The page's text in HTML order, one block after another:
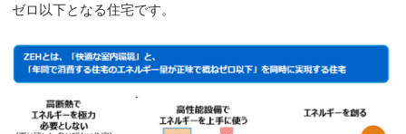
ゼロ以下となる住宅です。